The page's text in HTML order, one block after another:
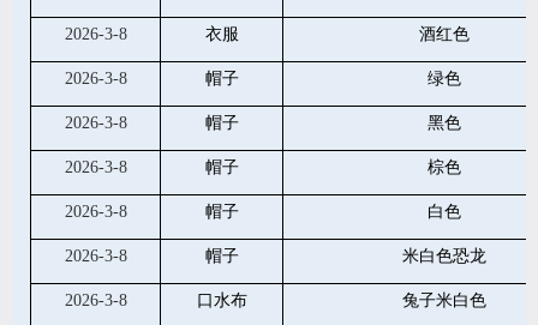
2026-3-8 衣服 酒红色
2026-3-8 帽子 绿色
2026-3-8 帽子 黑色
2026-3-8 帽子 棕色
2026-3-8 帽子 白色
2026-3-8 帽子 米白色恐龙
2026-3-8 口水布 兔子米白色